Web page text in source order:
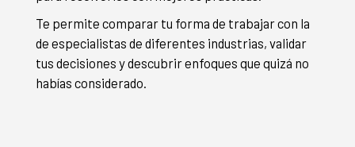
Te permite comparar tu forma de trabajar con la
de especialistas de diferentes industrias, validar
tus decisiones y descubrir enfoques que quizá no
habías considerado.